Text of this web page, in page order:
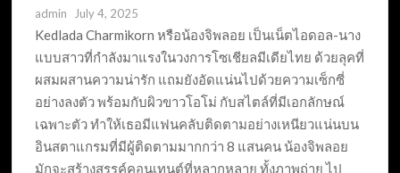
admin July 4, 2025
Kedlada Charmikorn หรือน้องจิพลอย เป็นเน็ตไอดอล-นาง
แบบสาวที่กำลังมาแรงในวงการโซเชียลมีเดียไทย ด้วยลุคที่
ผสมผสานความน่ารัก แถมยังอัดแน่นไปด้วยความเซ็กซี่
อย่างลงตัว พร้อมกับผิวขาวโอโม่ กับสไตล์ที่มีเอกลักษณ์
เฉพาะตัว ทำให้เธอมีแฟนคลับติดตามอย่างเหนียวแน่นบน
อินสตาแกรมที่มีผู้ติดตามมากกว่า 8 แสนคน น้องจิพลอย
มักจะสร้างสรรค์คอนเทนต์ที่หลากหลาย ทั้งภาพถ่าย ไป